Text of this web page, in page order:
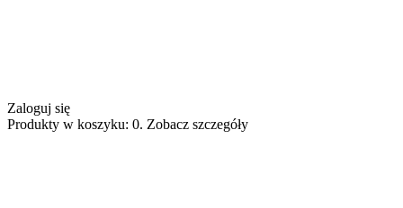
Zaloguj się
Produkty w koszyku: 0. Zobacz szczegóły